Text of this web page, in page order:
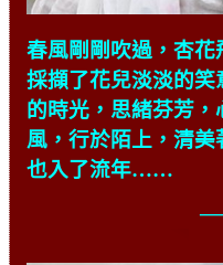
春風剛剛吹過，杏
採擷了花兒淡淡的
的時光，思緒芬芳
風，行於陌上，清美
也入了流年……